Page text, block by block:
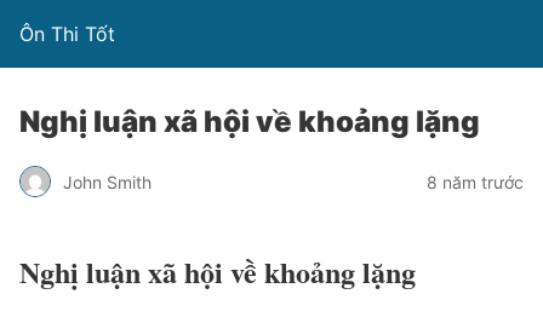
Ôn Thi Tốt
Nghị luận xã hội về khoảng lặng
John Smith 8 năm trước
Nghị luận xã hội về khoảng lặng